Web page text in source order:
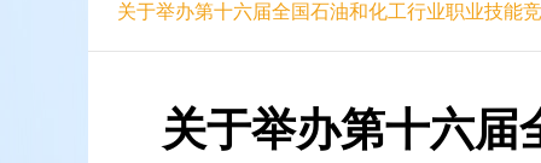
关于举办第十六届全国石油和化工行业职业技能
关于举办第十六届